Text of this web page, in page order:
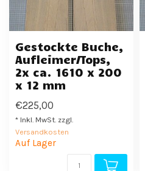
Gestockte Buche,
Aufleimer/Tops,
2x ca. 1610 x 200
x 12 mm
€225,00
* Inkl. MwSt. zzgl.
Versandkosten
Auf Lager